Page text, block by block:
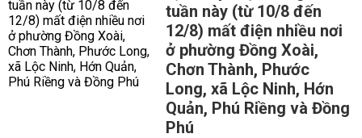
tuần này (từ 10/8 đến
12/8) mất điện nhiều nơi
ở phường Đồng Xoài,
Chơn Thành, Phước
Long, xã Lộc Ninh, Hớn
Quản, Phú Riềng và Đồng
Phú